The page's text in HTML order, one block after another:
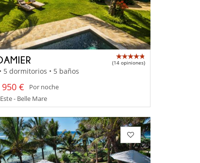
(14 opiniones)
5 dormitorios • 5 baños
€
Por noche
- Belle Mare